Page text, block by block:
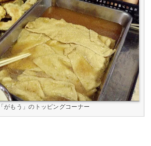
「がもう」のトッピングコーナー